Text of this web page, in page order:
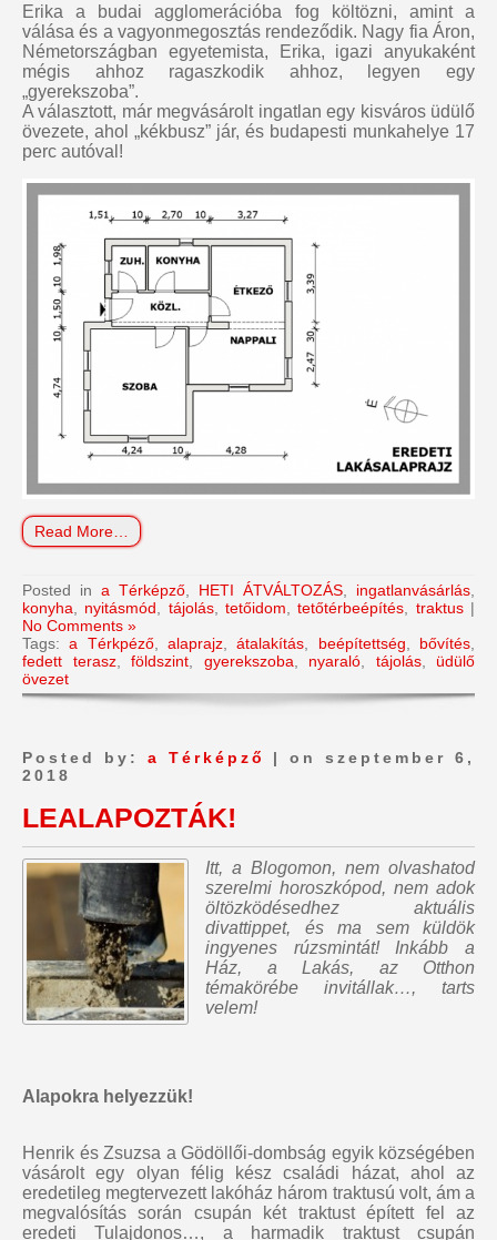
Erika a budai agglomerációba fog költözni, amint a
válása és a vagyonmegosztás rendeződik. Nagy fia Áron,
Németországban egyetemista, Erika, igazi anyukaként
mégis ahhoz ragaszkodik ahhoz, legyen egy
„gyerekszoba”.
A választott, már megvásárolt ingatlan egy kisváros üdülő
övezete, ahol „kékbusz” jár, és budapesti munkahelye 17
perc autóval!
Read More…
Posted in a Térképző HETI ÁTVÁLTOZÁS ingatlanvásárlás
konyha
nyitásmód tájolás,tetőidom ,tetőtérbeépítés traktus|
No Comments »
Tags:a Térkpéző,alaprajz ,átalakítás beépítettség bővítés
fedett terasz, földszint gyerekszoba nyaraló tájolás, üdülő
övezet
Posted by: a Térképző
| on szeptember 6,
2018
LEALAPOZTÁK!
Itt, a Blogomon, nem olvashatod
szerelmi horoszkópod, nem adok
öltözködésedhez aktuális
divattippet, és ma sem küldök
ingyenes rúzsmintát! Inkább a
Ház, a Lakás, az Otthon
témakörébe invitállak…, tarts
velem!
Alapokra helyezzük!
Henrik és Zsuzsa a Gödöllői-dombság egyik községében
vásárolt egy olyan félig kész családi házat, ahol az
eredetileg megtervezett lakóház három traktusú volt, ám a
megvalósítás során csupán két traktust épített fel az
eredeti Tulajdonos…, a harmadik traktust csupán